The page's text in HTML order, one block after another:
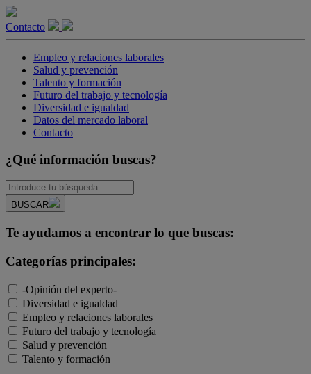
Contacto
Empleo y relaciones laborales
Salud y prevención
Talento y formación
Futuro del trabajo y tecnología
Diversidad e igualdad
Datos del mercado laboral
Contacto
¿Qué información buscas?
BUSCAR
Te ayudamos a encontrar lo que buscas:
Categorías principales:
-Opinión del experto-
Diversidad e igualdad
Empleo y relaciones laborales
Futuro del trabajo y tecnología
Salud y prevención
Talento y formación